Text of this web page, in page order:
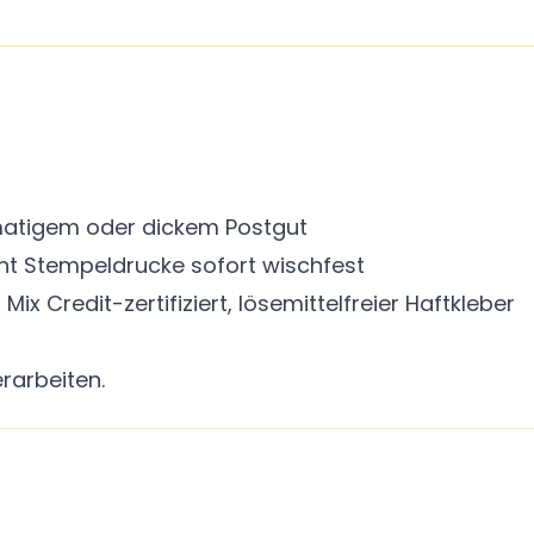
oder dickem Postgut
Stempeldrucke sofort wischfest
Credit-zertifiziert, lösemittelfreier Haftkleber